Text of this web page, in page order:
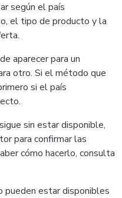
según el país
el tipo de producto y la
aparecer para un
otro. Si el método que
si el país
sin estar disponible,
para confirmar las
cómo hacerlo, consulta
pueden estar disponibles